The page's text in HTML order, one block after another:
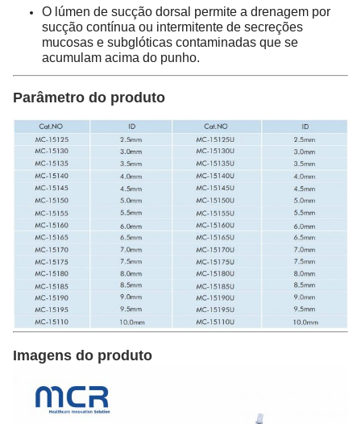
O lúmen de sucção dorsal permite a drenagem por
sucção contínua ou intermitente de secreções
mucosas e subglóticas contaminadas que se
acumulam acima do punho.
Parâmetro do produto
Imagens do produto